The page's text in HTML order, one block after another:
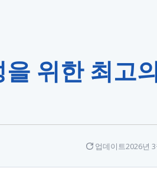
위한 최고
업데이트2026년